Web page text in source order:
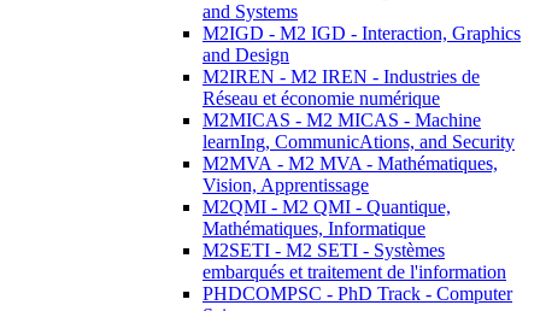
and Systems
M2IGD - M2 IGD - Interaction, Graphics
and Design
M2IREN - M2 IREN - Industries de
Réseau et économie numérique
M2MICAS - M2 MICAS - Machine
learnIng, CommunicAtions, and Security
M2MVA - M2 MVA - Mathématiques,
Vision, Apprentissage
M2QMI - M2 QMI - Quantique,
Mathématiques, Informatique
M2SETI - M2 SETI - Systèmes
embarqués et traitement de l'information
PHDCOMPSC - PhD Track - Computer